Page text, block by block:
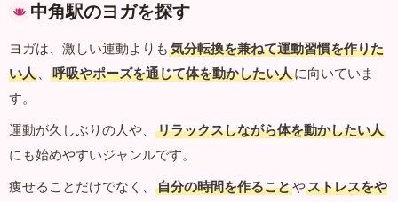
中角駅のヨガを探す
ヨガは、激しい運動よりも 気分転換を兼ねて運動習慣を作りた
い人 、 呼吸やポーズを通じて体を動かしたい人に向いていま
す。
運動が久しぶりの人や、
リラックスしながら体を動かしたい人
にも始めやすいジャンルです。
痩せることだけでなく、
自分の時間を作ることやストレスをや